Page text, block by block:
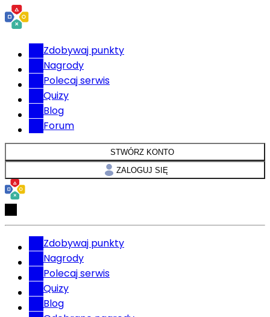
Zdobywaj punkty
Nagrody
Polecaj serwis
Quizy
Blog
Forum
STWÓRZ KONTO
ZALOGUJ SIĘ
Zdobywaj punkty
Nagrody
Polecaj serwis
Quizy
Blog